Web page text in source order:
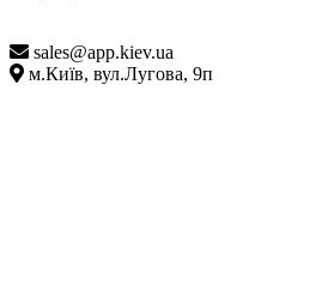
sales@app.kiev.ua
м.Київ, вул.Лугова, 9п